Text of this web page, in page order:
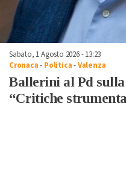
Sabato, 1 Agosto 2026 - 13:23
Cronaca- Politica-Valenza
Ballerini al Pd sulla
“Critiche